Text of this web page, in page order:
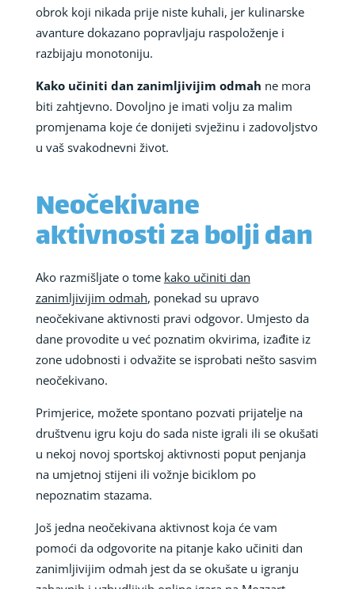
obrok koji nikada prije niste kuhali, jer kulinarske
avanture dokazano popravljaju raspoloženje i
razbijaju monotoniju.
Kako učiniti dan zanimljivijim odmah ne mora
biti zahtjevno. Dovoljno je imati volju za malim
promjenama koje će donijeti svježinu i zadovoljstvo
u vaš svakodnevni život.
Neočekivane
aktivnosti za bolji dan
Ako razmišljate o tome kako učiniti dan
zanimljivijim odmah, ponekad su upravo
neočekivane aktivnosti pravi odgovor. Umjesto da
dane provodite u već poznatim okvirima, izađite iz
zone udobnosti i odvažite se isprobati nešto sasvim
neočekivano.
Primjerice, možete spontano pozvati prijatelje na
društvenu igru koju do sada niste igrali ili se okušati
u nekoj novoj sportskoj aktivnosti poput penjanja
na umjetnoj stijeni ili vožnje biciklom po
nepoznatim stazama.
Još jedna neočekivana aktivnost koja će vam
pomoći da odgovorite na pitanje kako učiniti dan
zanimljivijim odmah jest da se okušate u igranju